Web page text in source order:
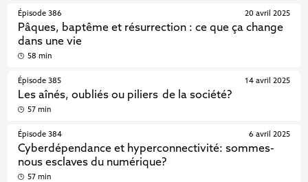
Épisode 386
Pâques, baptême et résurrection : ce que ça change
dans une vie
20 avril 2025
58 min
Épisode 385
Les aînés, oubliés ou piliers de la société?
14 avril 2025
57 min
Épisode 384
Cyberdépendance et hyperconnectivité: sommes-
nous esclaves du numérique?
6 avril 2025
57 min